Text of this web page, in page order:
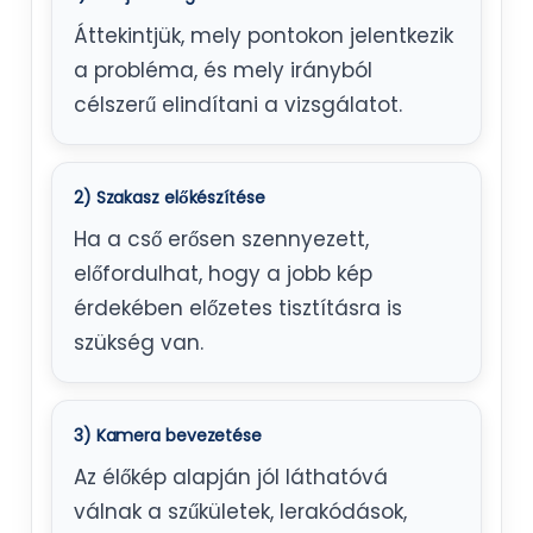
Áttekintjük, mely pontokon jelentkezik
a probléma, és mely irányból
célszerű elindítani a vizsgálatot.
2) Szakasz előkészítése
Ha a cső erősen szennyezett,
előfordulhat, hogy a jobb kép
érdekében előzetes tisztításra is
szükség van.
3) Kamera bevezetése
Az élőkép alapján jól láthatóvá
válnak a szűkületek, lerakódások,